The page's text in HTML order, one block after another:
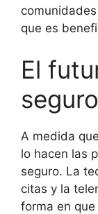
que es
El
seguro
A medida
lo hacen las
seguro. La
citas y la
forma en